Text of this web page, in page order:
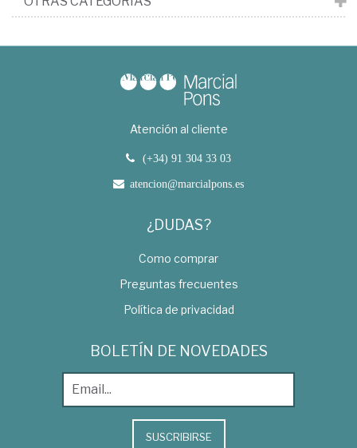
Atención al cliente
(+34) 91 304 33 03
atencion@marcialpons.es
¿DUDAS?
Como comprar
Preguntas frecuentes
Política de privacidad
BOLETÍN DE NOVEDADES
SUSCRIBIRSE